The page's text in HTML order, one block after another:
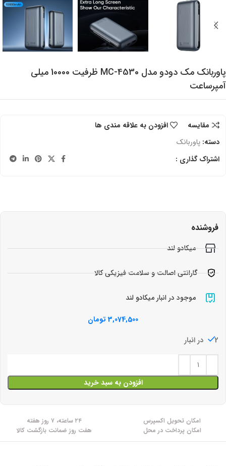
پاوربانک مک دودو مدل MC-4530 ظرفیت 10000 میلی
آمپرساعت
مقایسه
افزودن به علاقه مندی ها
دسته: پاوربانک
اشتراک گذاری :
فروشنده
میکادو لند
گارانتی اصالت و سلامت فیزیکی کالا
موجود در انبار میکادو لند
3,074,500 تومان
2 در انبار
افزودن به سبد خرید
امکان تحویل اکسپرس
۲۴ ساعته، ۷ روز هفته
امکان پرداخت در محل
هفت روز ضمانت بازگشت کالا